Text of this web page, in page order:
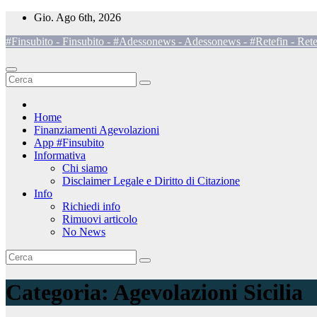
Salta
contenuto
Gio. Ago 6th, 2026
#Finsubito - Finsubito - #Adessonews - Adessonews - #Retefin -
Home
Finanziamenti Agevolazioni
App #Finsubito
Informativa
Chi siamo
Disclaimer Legale e Diritto di Citazione
Info
Richiedi info
Rimuovi articolo
No News
Categoria: Agevolazioni Sicilia